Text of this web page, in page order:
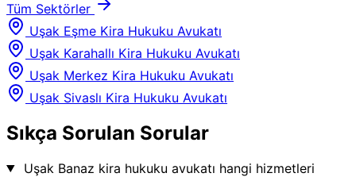
Tüm Sektörler
Uşak Eşme Kira Hukuku Avukatı
Uşak Karahallı Kira Hukuku Avukatı
Uşak Merkez Kira Hukuku Avukatı
Uşak Sivaslı Kira Hukuku Avukatı
Sıkça Sorulan Sorular
Uşak Banaz kira hukuku avukatı hangi hizmetleri